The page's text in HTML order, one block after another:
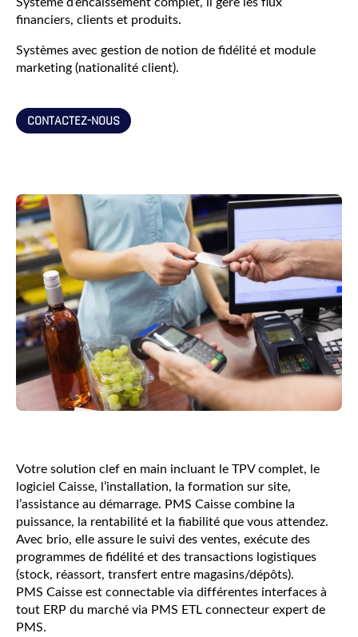
financiers, clients et produits.
Systèmes avec gestion de notion de fidélité et module
marketing (nationalité client).
CONTACTEZ-NOUS
Votre solution clef en main incluant le TPV complet, le
logiciel Caisse, l’installation, la formation sur site,
l’assistance au démarrage. PMS Caisse combine la
puissance, la rentabilité et la fiabilité que vous attendez.
Avec brio, elle assure le suivi des ventes, exécute des
programmes de fidélité et des transactions logistiques
(stock, réassort, transfert entre magasins/dépôts).
PMS Caisse est connectable via différentes interfaces à
tout ERP du marché via PMS ETL connecteur expert de
PMS.